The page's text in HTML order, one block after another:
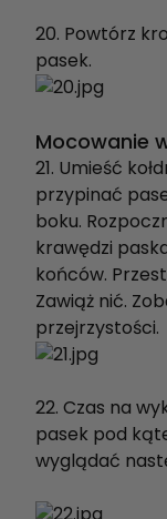
20. Powtórz
pasek.
Mocowanie
21. Umieść
przypinać
boku.
krawędzi
końców.
Zawiąż nić.
przejrzystości.
22. Czas na
pasek pod
wyglądać